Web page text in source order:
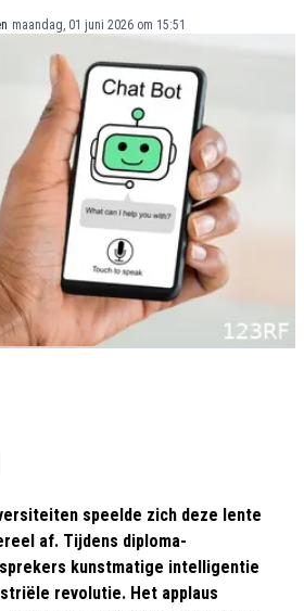
maandag, 01 juni 2026 om 15:51
speelde zich deze lente
af. Tijdens diploma-
kunstmatige intelligentie
revolutie. Het applaus